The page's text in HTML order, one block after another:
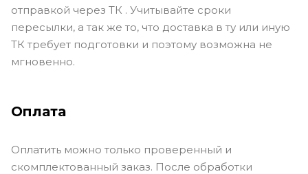
отправкой через ТК . Учитывайте сроки
пересылки, а так же то, что доставка в ту или иную
ТК требует подготовки и поэтому возможна не
мгновенно.
Оплата
Оплатить можно только проверенный и
скомплектованный заказ. После обработки